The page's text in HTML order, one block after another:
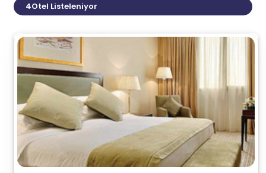
4Otel Listeleniyor